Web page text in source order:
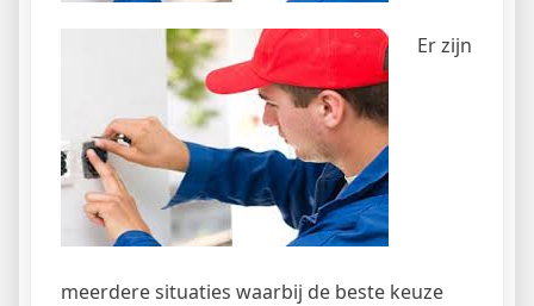
Er zijn
meerdere situaties waarbij de beste keuze